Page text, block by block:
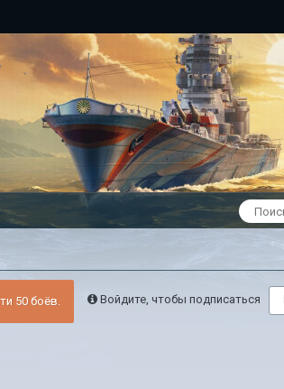
Войдите, чтобы подписаться
50 боёв.